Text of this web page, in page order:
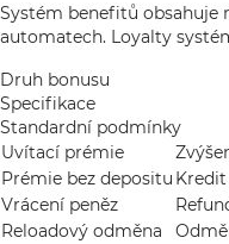
Systém benefitů obsahuje
automatech. Loyalty
Druh bonusu
Specifikace
Standardní podmínky
Uvítací prémie
Prémie bez depositu
Vrácení peněz
Reloadový odměna